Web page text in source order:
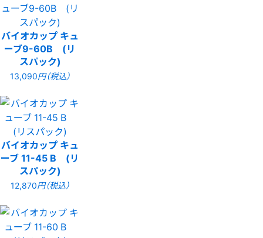
バイオカップ キュ
ーブ9-60B (リ
スパック)
13,090円（税込）
バイオカップ キュ
ーブ 11-45 B (リ
スパック)
12,870円（税込）